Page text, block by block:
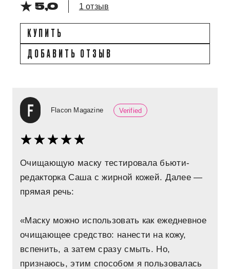
5,0
1 отзыв
КУПИТЬ
ДОБАВИТЬ ОТЗЫВ
Flacon Magazine Verified
Очищающую маску тестировала бьюти-
редакторка Саша с жирной кожей. Далее —
прямая речь:
«Маску можно использовать как ежедневное
очищающее средство: нанести на кожу,
вспенить, а затем сразу смыть. Но,
признаюсь, этим способом я пользовалась